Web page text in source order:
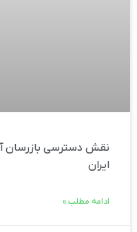
نقش دسترسی بازرسان
ایران
ادامه مطلب »